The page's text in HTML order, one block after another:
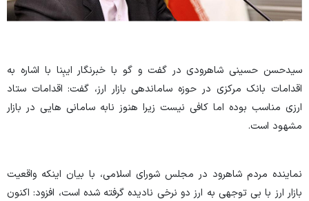
سیدحسن حسینی شاهرودی در گفت و گو با خبرنگار ایبِنا با اشاره به
اقدامات بانک مرکزی در حوزه ساماندهی بازار ارز، گفت: اقدامات ستاد
ارزی مناسب بوده اما کافی نیست زیرا هنوز نابه سامانی هایی در بازار
مشهود است.
نماینده مردم شاهرود در مجلس شورای اسلامی، با بیان اینکه واقعیت
بازار ارز با بی توجهی به ارز دو نرخی نادیده گرفته شده است، افزود: اکنون